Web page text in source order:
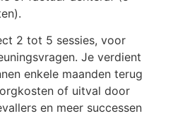
2 tot 5 sessies, voor
Je verdient
enkele maanden terug
of uitval door
en meer successen